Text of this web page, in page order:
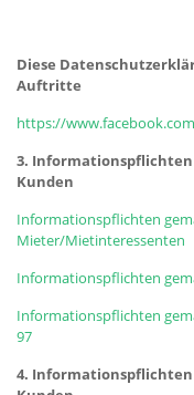
Diese
Auftritte
https://
3. Informationspflichten
Kunden
Informationspflichten
Mieter/Mietinteressenten
Informationspflichten
Informationspflichten
97
4. Informationspflichten